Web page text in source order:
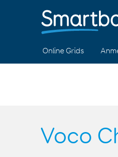
Online Grids
Voco